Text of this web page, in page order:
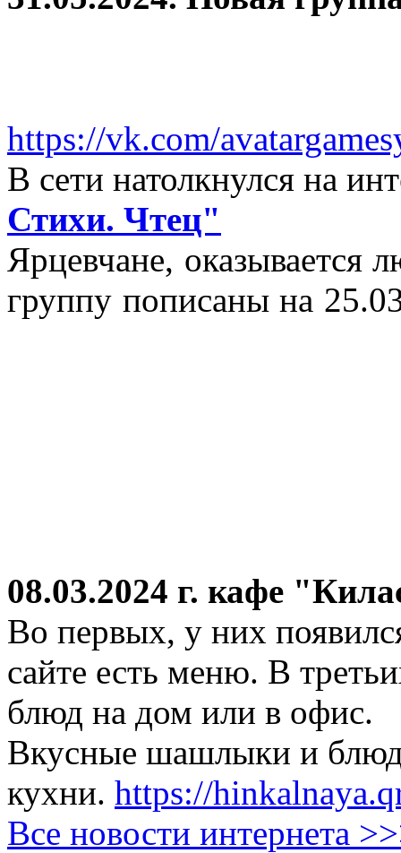
https://vk.com/
В сети натолкнулся на
Стихи. Чтец"
Ярцевчане,
группу пописаны на
08.03.2024 г. кафе
Во первых, у них
сайте есть меню. В
блюд на дом или в офис.
Вкусные шашлыки и
кухни. https://
Все новости интернета